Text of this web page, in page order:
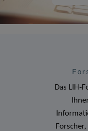
Das LIH-